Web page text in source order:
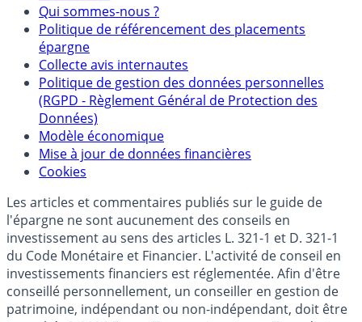
Qui sommes-nous ?
Politique de référencement des placements
épargne
Collecte avis internautes
Politique de gestion des données personnelles
(RGPD - Règlement Général de Protection des
Données)
Modèle économique
Mise à jour de données financières
Cookies
Les articles et commentaires publiés sur le guide de
l'épargne ne sont aucunement des conseils en
investissement au sens des articles L. 321-1 et D. 321-1
du Code Monétaire et Financier. L'activité de conseil en
investissements financiers est réglementée. Afin d'être
conseillé personnellement, un conseiller en gestion de
patrimoine, indépendant ou non-indépendant, doit être